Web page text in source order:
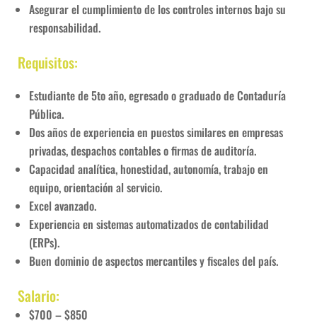
Asegurar el cumplimiento de los controles internos bajo su
responsabilidad.
Requisitos:
Estudiante de 5to año, egresado o graduado de Contaduría
Pública.
Dos años de experiencia en puestos similares en empresas
privadas, despachos contables o firmas de auditoría.
Capacidad analítica, honestidad, autonomía, trabajo en
equipo, orientación al servicio.
Excel avanzado.
Experiencia en sistemas automatizados de contabilidad
(ERPs).
Buen dominio de aspectos mercantiles y fiscales del país.
Salario:
$700 – $850